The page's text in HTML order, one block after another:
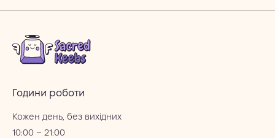
Години роботи
Кожен день, без вихідних
10:00 – 21:00